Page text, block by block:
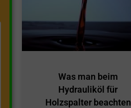
Was man beim
Hydrauliköl für
Holzspalter beachten